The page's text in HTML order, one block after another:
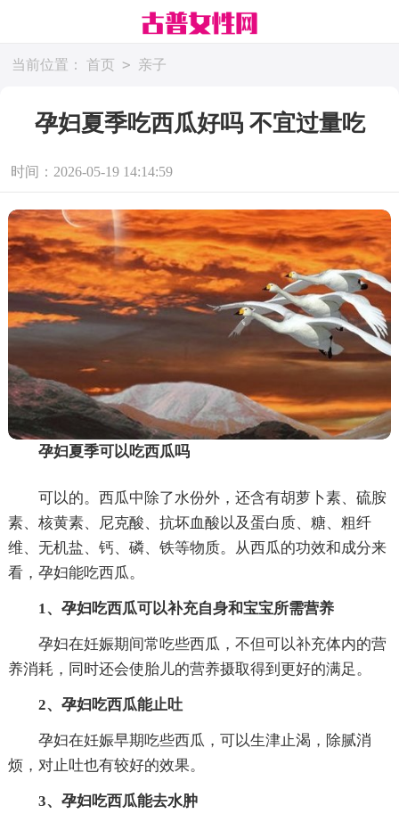
当前位置： 首页 > 亲子
孕妇夏季吃西瓜好吗 不宜过量吃
时间：2026-05-19 14:14:59
孕妇夏季可以吃西瓜吗
可以的。西瓜中除了水份外，还含有胡萝卜素、硫胺
素、核黄素、尼克酸、抗坏血酸以及蛋白质、糖、粗纤
维、无机盐、钙、磷、铁等物质。从西瓜的功效和成分来
看，孕妇能吃西瓜。
1、孕妇吃西瓜可以补充自身和宝宝所需营养
孕妇在妊娠期间常吃些西瓜，不但可以补充体内的营
养消耗，同时还会使胎儿的营养摄取得到更好的满足。
2、孕妇吃西瓜能止吐
孕妇在妊娠早期吃些西瓜，可以生津止渴，除腻消
烦，对止吐也有较好的效果。
3、孕妇吃西瓜能去水肿